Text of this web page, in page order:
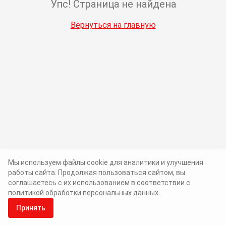
Упс! Страница не найдена
Вернуться на главную
Мы используем файлы cookie для аналитики и улучшения
работы сайта. Продолжая пользоваться сайтом, вы
соглашаетесь с их использованием в соответствии с
политикой обработки персональных данных
Принять